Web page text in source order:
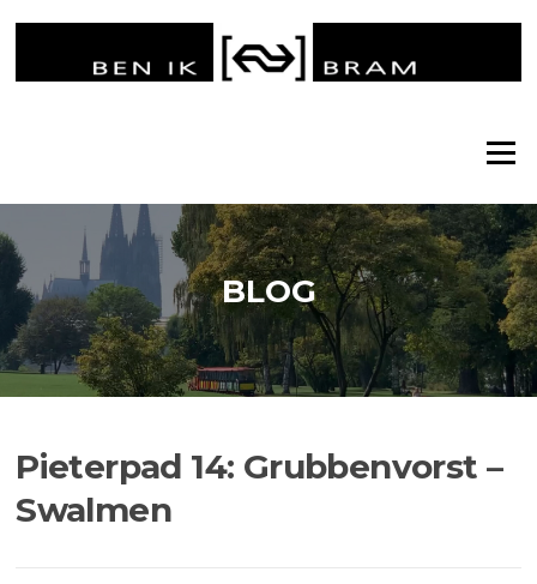
Menu
BLOG
Pieterpad 14: Grubbenvorst –
Swalmen